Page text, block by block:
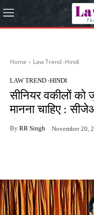
Home Law Trend -Hindi
LAW TREND -HINDI
सीनियर वकीलों को
मानना चाहिए :
By RR Singh November 20,